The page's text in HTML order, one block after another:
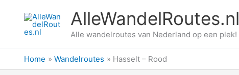
AlleWandelRoutes.nl
Alle wandelroutes van Nederland op een plek!
Home Wandelroutes Hasselt – Rood